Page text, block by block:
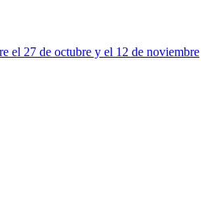
el 27 de octubre y el 12 de noviembre